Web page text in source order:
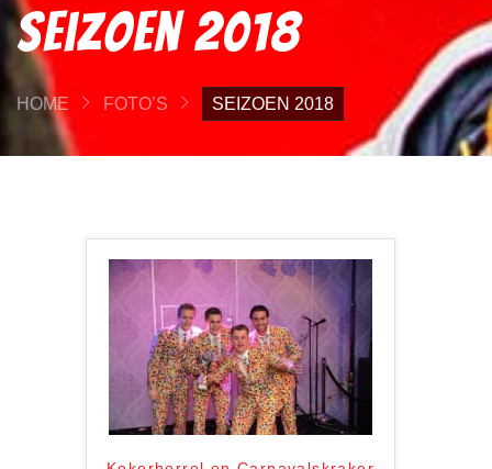
Seizoen 2018
HOME FOTO’S SEIZOEN 2018